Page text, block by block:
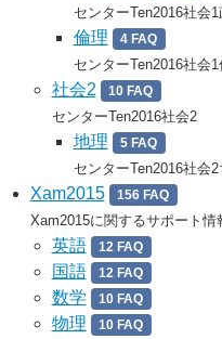
センターTen2016社会
倫理 4 FAQ
センターTen2016社会1
社会2 10 FAQ
センターTen2016社会2
地理 5 FAQ
センターTen2016社会2
Xam2015 156 FAQ
Xam2015に関するサポート情
英語 12 FAQ
国語 12 FAQ
数学 10 FAQ
物理 10 FAQ